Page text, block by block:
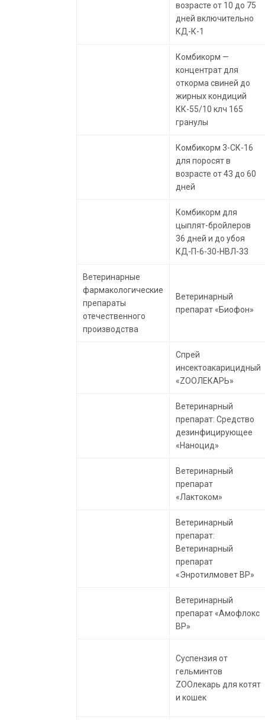
возрасте от 10 до 75
дней включительно
КД-К-1
Комбикорм —
концентрат для
откорма свиней до
жирных кондиций
КК-55/10 клч 165
гранулы
Комбикорм 3-СК-16
для поросят в
возрасте от 43 до 60
дней
Комбикорм для
цыплят-бройлеров
36 дней и до убоя
КД-П-6-30-НВЛ-33
Ветеринарные
фармакологические
препараты
отечественного
производства
Ветеринарный
препарат «Биофон»
Спрей
инсектоакарицидный
«ZOOЛЕКАРЬ»
Ветеринарный
препарат: Средство
дезинфицирующее
«Наноцид»
Ветеринарный
препарат
«Лактоком»
Ветеринарный
препарат:
Ветеринарный
препарат
«Энротилмовет ВР»
Ветеринарный
препарат «Амофлокс
ВР»
Суспензия от
гельминтов
ZOOлекарь для котят
и кошек